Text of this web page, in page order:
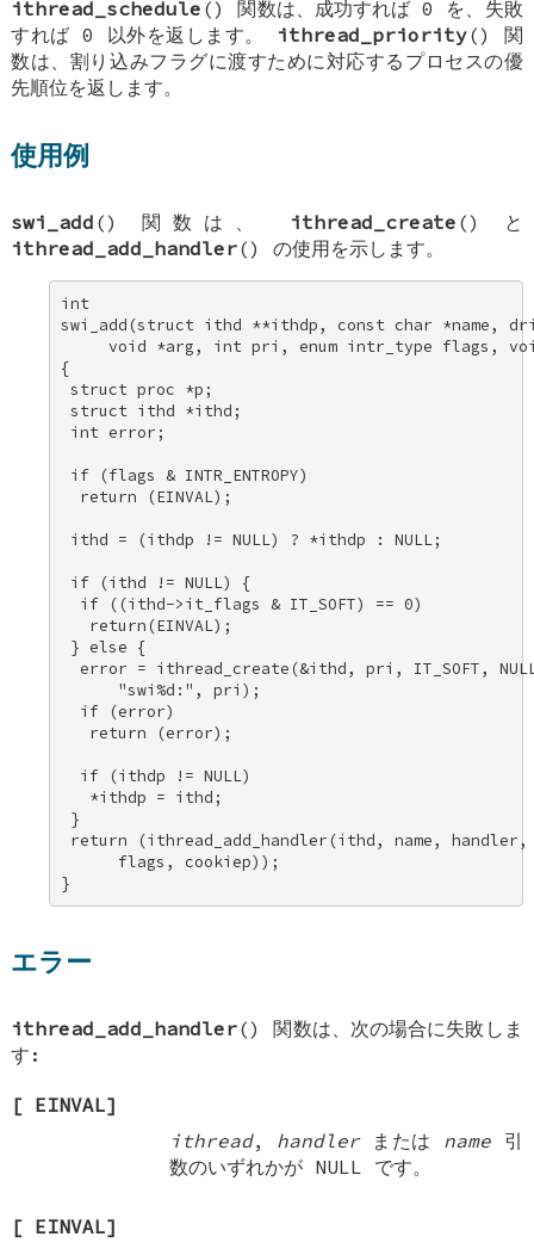
ithread_schedule () 関数は、成功すれば 0 を、失敗
すれば 0 以外を返します。 ithread_priority() 関
数は、割り込みフラグに渡すために対応するプロセスの優
先順位を返します。
使用例
swi_add () 関数は、 ithread_create () と
ithread_add_handler() の使用を示します。
int
swi_add(struct ithd **ithdp, const char *name,
void *arg, int pri, enum intr_type flags,
{
struct proc *p;
struct ithd *ithd;
int error;
if (flags & INTR_ENTROPY)
  return (EINVAL);
ithd = (ithdp != NULL) ? *ithdp : NULL;
if (ithd != NULL) {
  if ((ithd->it_flags & IT_SOFT) == 0)
   return(EINVAL);
} else {
error = ithread_create(&ithd, pri, IT_SOFT,
      "swi%d:", pri);
  if (error)
   return (error);
  if (ithdp != NULL)
   *ithdp = ithd;
}
return (ithread_add_handler(ithd, name,
      flags, cookiep));
}
エラー
ithread_add_handler() 関数は、次の場合に失敗しま
す:
[ EINVAL]
ithread, handlerまたは name 引
数のいずれかが NULL です。
[ EINVAL]